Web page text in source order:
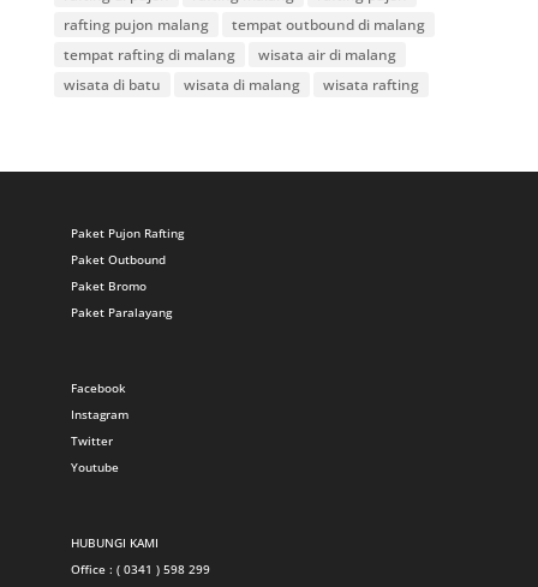
rafting pujon malang
tempat outbound di malang
tempat rafting di malang
wisata air di malang
wisata di batu
wisata di malang wisata rafting
Paket Pujon Rafting
Paket Outbound
Paket Bromo
Paket Paralayang
Facebook
Instagram
Twitter
Youtube
HUBUNGI KAMI
Office : ( 0341 ) 598 299